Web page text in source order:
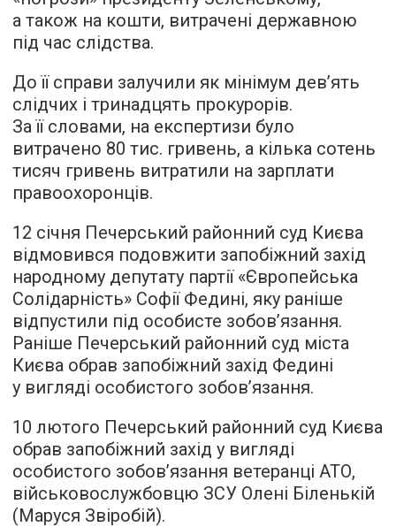
а також на кошти, витрачені державною
під час слідства.
До її справи залучили як мінімум дев’ять
слідчих і тринадцять прокурорів.
За її словами, на експертизи було
витрачено 80 тис. гривень, а кілька сотень
тисяч гривень витратили на зарплати
правоохоронців.
12 січня Печерський районний суд Києва
відмовився подовжити запобіжний захід
народному депутату партії «Європейська
Солідарність» Софії Федині, яку раніше
відпустили під особисте зобов’язання.
Раніше Печерський районний суд міста
Києва обрав запобіжний захід Федині
у вигляді особистого зобов’язання.
10 лютого Печерський районний суд Києва
обрав запобіжний захід у вигляді
особистого зобов’язання ветеранці АТО,
військовослужбовцю ЗСУ Олені Біленькій
(Маруся Звіробій).